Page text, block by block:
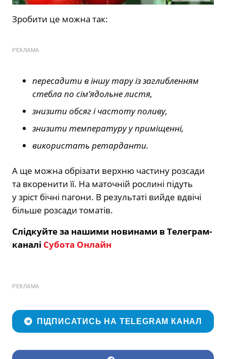
Зробити це можна так:
РЕКЛАМА
пересадити в іншу тару із заглибленням
стебла по сім’ядольне листя,
знизити обсяг і частоту поливу,
знизити температуру у приміщенні,
використать ретарданти.
А ще можна обрізати верхню частину розсади
та вкоренити її. На маточній рослині підуть
у зріст бічні пагони. В результаті вийде вдвічі
більше розсади томатів.
Слідкуйте за нашими новинами в Телеграм-
каналі Субота Онлайн
РЕКЛАМА
ПІДПИСАТИСЬ НА TELEGRAM КАНАЛ